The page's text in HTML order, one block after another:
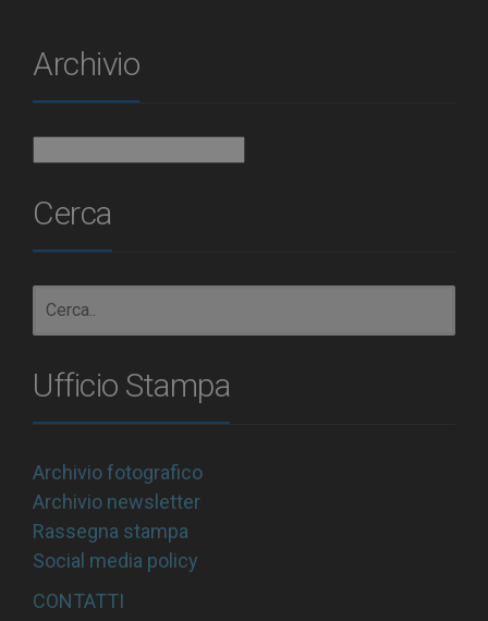
Archivio
Cerca
Ufficio Stampa
Archivio fotografico
Archivio newsletter
Rassegna stampa
Social media policy
CONTATTI